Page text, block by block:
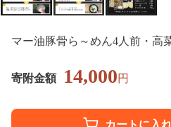
マー油豚骨ら～めん4人前・高
寄附金額 14,000円